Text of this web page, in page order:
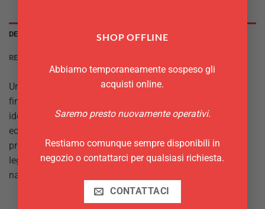
SHOP OFFLINE
Abbiamo temporaneamente sospeso gli
acquisti online.
Saremo presto nuovamente operativi.
Restiamo comunque sempre disponibili in
negozio o contattarci per qualsiasi richiesta.
CONTATTACI
DESCRIZIONE
RECENSIONI (0)
Una delle soluzioni preferite dai professionisti è servire il
finger food nella piroga in legno usa e getta. La piroga è
ideale per contenere fritti, sushi e tutti i cibi che non siano
eccessivamente liquidi. La piroga ti permetterà di
presentare in modo elegante il tuo piatto inoltre l’uso del
legno ti aiuterà a potenziare la sensazione di genuinità e
naturalezza del piatto.